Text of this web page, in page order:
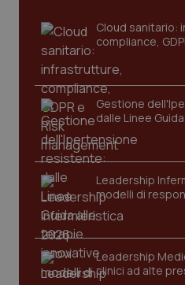
Cloud sanitario:
compliance,
Gestione
dalle Linee
Leadership
modelli di
Leadership
clinici ad alte
CookieScriptConsent
tracking-sites-ironfish-
tracking-enable